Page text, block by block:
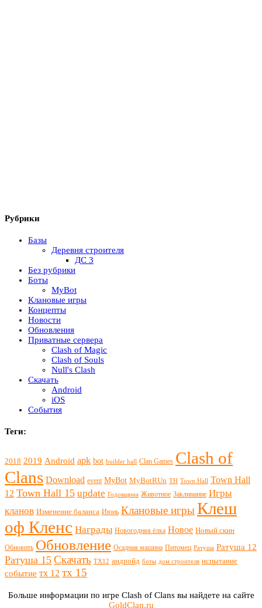
Рубрики
Базы
Деревня строителя
ДС 3
Без рубрики
Боты
MyBot
Клановые игры
Концепты
Новости
Обновления
Приватные сервера
Clash of Magic
Clash of Souls
Null's Clash
Скачать
Android
iOS
События
Теги:
2018 2019 Android apk bot builder hall Clan Games Clash of
Clans Download event MyBot MyBotRUn TH Town Hall Town Hall
12 Town Hall 15 update Годовщина Животное Заклинание Игры
кланов Изменение баланса Июнь Клановые игрыКлеш
оф Кленс Награды Новогодняя ёлка Новое Новый скин
Обновить Обновление Осадная машина Питомец Ратуша Ратуша 12
Ратуша 15 Скачать ТХ12 андройд боты дом строителя испытание
событие тх 12 тх 15
Больше информации по игре Clash of Clans вы найдете на сайте
GoldClan.ru